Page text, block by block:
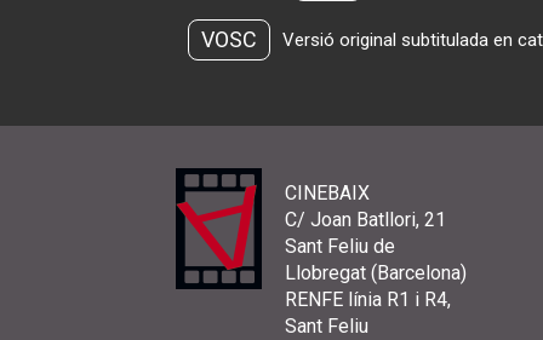
VOSC Versió original subtitulada en
CINEBAIX
C/ Joan Batllori, 21
Sant Feliu de
Llobregat (Barcelona)
RENFE línia R1 i R4,
Sant Feliu